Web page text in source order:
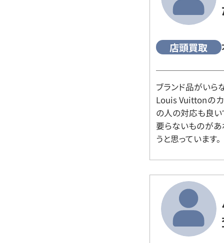
店頭買取
ブランド品がいら
Louis Vuittonの
の人の対応も良い
要らないものがあ
うと思っています。